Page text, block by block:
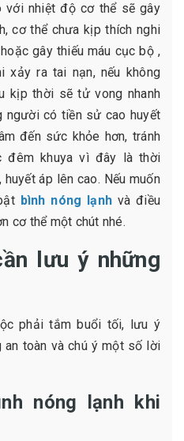
với nhiệt độ cơ thể sẽ gây
cơ thể chưa kịp thích nghi
gây thiếu máu cục bộ ,
xảy ra tai nạn, nếu không
kịp thời sẽ tử vong nhanh
người có tiền sử cao huyết
đến sức khỏe hơn, tránh
đêm khuya vì đây là thời
áp lên cao. Nếu muốn
bình nóng lạnh và điều
cơ thể một chút nhé.
lưu ý những
phải tắm buổi tối, lưu ý
toàn và chú ý một số lời
nóng lạnh khi